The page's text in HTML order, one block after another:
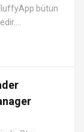
bütün